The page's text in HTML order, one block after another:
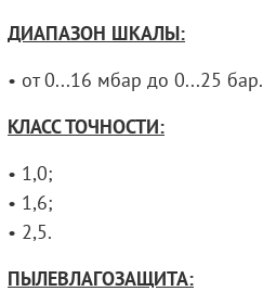
ДИАПАЗОН ШКАЛЫ:
• от 0...16 мбар до 0...25 бар.
КЛАСС ТОЧНОСТИ:
• 1,0;
• 1,6;
• 2,5.
ПЫЛЕВЛАГОЗАЩИТА: